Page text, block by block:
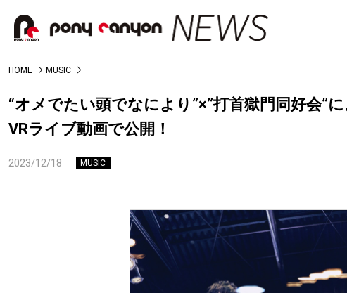
HOME MUSIC
“オメでたい頭でなにより”×”打首獄門同好会”
VRライブ動画で公開！
2023/12/18 MUSIC